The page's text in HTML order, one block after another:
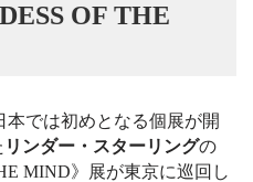
OF THE
本では初めとなる個展が開
リンダー・スターリングの
MIND》展が東京に巡回し